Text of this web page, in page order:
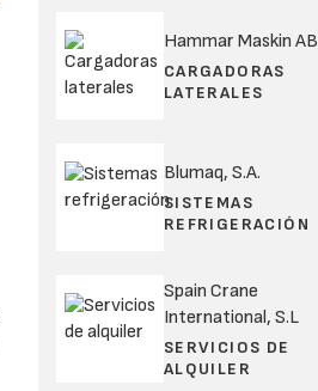
Hammar Maskin AB
CARGADORAS
LATERALES
Blumaq, S.A.
SISTEMAS
REFRIGERACIÓN
Spain Crane
International, S.L
SERVICIOS DE
ALQUILER